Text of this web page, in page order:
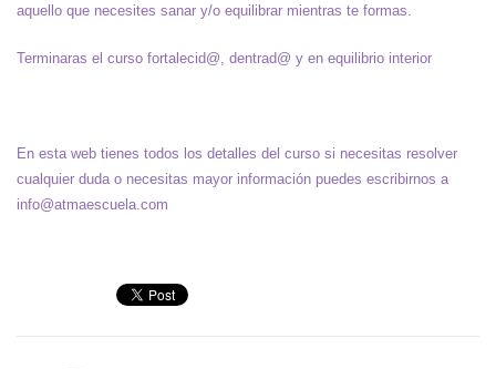
aquello que necesites sanar y/o equilibrar mientras te formas.
Terminaras el curso fortalecid@, dentrad@ y en equilibrio interior
En esta web tienes todos los detalles del curso si necesitas resolver
cualquier duda o necesitas mayor información puedes escribirnos a
info@atmaescuela.com